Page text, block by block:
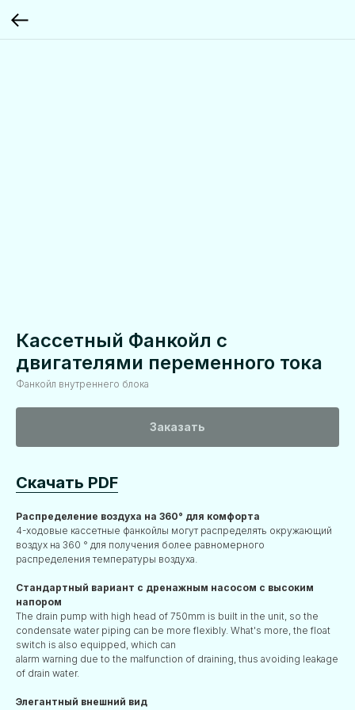
Кассетный Фанкойл с
двигателями переменного тока
Фанкойл внутреннего блока
Заказать
Скачать PDF
Распределение воздуха на 360° для комфорта
4-ходовые кассетные фанкойлы могут распределять окружающий
воздух на 360 ° для получения более равномерного
распределения температуры воздуха.
Стандартный вариант с дренажным насосом с высоким
напором
The drain pump with high head of 750mm is built in the unit, so the
condensate water piping can be more flexibly. What's more, the float
switch is also equipped, which can
alarm warning due to the malfunction of draining, thus avoiding leakage
of drain water.
Элегантный внешний вид